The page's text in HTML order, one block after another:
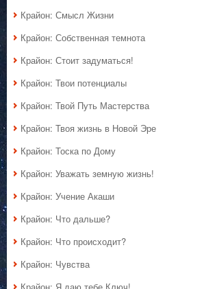
Крайон: Смысл Жизни
Крайон: Собственная темнота
Крайон: Стоит задуматься!
Крайон: Твои потенциалы
Крайон: Твой Путь Мастерства
Крайон: Твоя жизнь в Новой Эре
Крайон: Тоска по Дому
Крайон: Уважать земную жизнь!
Крайон: Учение Акаши
Крайон: Что дальше?
Крайон: Что происходит?
Крайон: Чувства